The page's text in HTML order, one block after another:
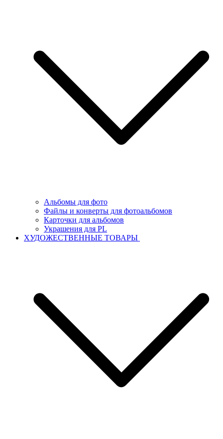
Альбомы для фото
Файлы и конверты для фотоальбомов
Карточки для альбомов
Украшения для PL
ХУДОЖЕСТВЕННЫЕ ТОВАРЫ